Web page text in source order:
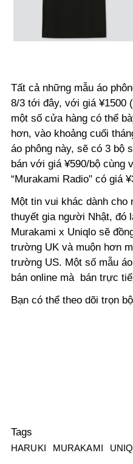
Tất cả những mẫu áo
8/3 tới đây, với giá ¥1500
một số cửa hàng có thể
hơn, vào khoảng cuối
áo phông này, sẽ có 3 bộ
bán với giá ¥590/bộ cùng
“Murakami Radio" có giá
Một tin vui khác dành
thuyết gia người Nhật, đó
Murakami x Uniqlo sẽ
trường UK và muộn hơn
trường US. Một số mẫu
bán online mà bán trực
Bạn có thể theo dõi trọn
Tags
HARUKI MURAKAMI